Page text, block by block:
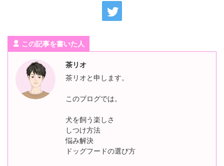
この記事を書いた人
茶リオ
茶リオと申します。
このブログでは。
犬を飼う楽しさ
しつけ方法
悩み解決
ドッグフードの選び方